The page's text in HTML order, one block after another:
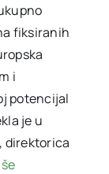
fiksiranih
i
potencijal
je u
direktorica